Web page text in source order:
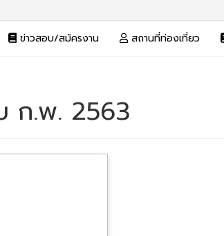
ข่าวสอบ/สมัครงาน สถานที่ท่องเที่ยว
ก.พ. 2563